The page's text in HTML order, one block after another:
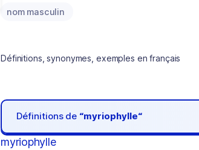
nom masculin
Définitions, synonymes, exemples en français
Définitions de “myriophylle“
myriophylle